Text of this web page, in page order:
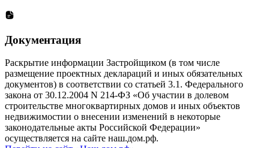
Документация
Раскрытие информации Застройщиком (в том числе
размещение проектных деклараций и иных обязательных
документов) в соответствии со статьей 3.1. Федерального
закона от 30.12.2004 N 214-ФЗ «Об участии в долевом
строительстве многоквартирных домов и иных объектов
недвижимостии о внесении изменений в некоторые
законодательные акты Российской Федерации»
осуществляется на сайте наш.дом.рф.